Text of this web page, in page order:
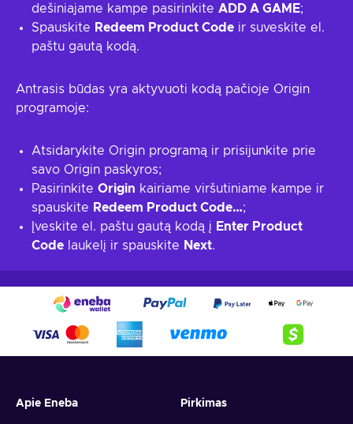
dešiniajame kampe pasirinkite ADD A GAME;
Spauskite Redeem Product Code ir suveskite el.
paštu gautą kodą.
Antrasis būdas yra aktyvuoti kodą pačioje Origin
programoje:
Atsidarykite Origin programą ir prisijunkite prie
savo Origin paskyros;
Pasirinkite Origin kairiame viršutiniame kampe ir
spauskite Redeem Product Code…;
Įveskite el. paštu gautą kodą į Enter Product
Code laukelį ir spauskite Next.
Apie Eneba Pirkimas